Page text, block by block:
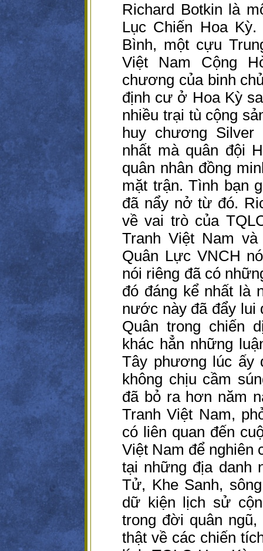
Richard Botkin là
Lục Chiến Hoa
Bình, một cựu
Việt Nam Cộng
chương của binh
định cư ở Hoa Kỳ
nhiều trại tù cộng
huy chương
nhất mà quân đội
quân nhân đồng
mặt trận. Tình bạn
đã nẩy nở từ đó.
về vai trò của
Tranh Việt Nam
Quân Lực VNCH
nói riêng đã có
đó đáng kể nhất là
nước này đã đẩy lui
Quân trong chiến
khác hẳn những
Tây phương lúc ấy
không chịu cầm
đã bỏ ra hơn năm
Tranh Việt Nam,
có liên quan đến
Việt Nam để nghiên
tại những địa danh
Tử, Khe Sanh,
dữ kiện lịch sử
trong đời quân
thật về các chiến